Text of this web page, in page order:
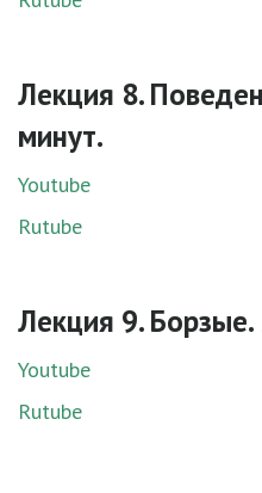
Лекция 8.
минут.
Youtube
Rutube
Лекция 9.
Youtube
Rutube